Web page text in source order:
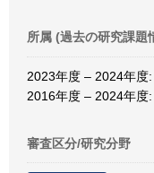
所属 (過去の研究課題
2023年度 – 2024年度
2016年度 – 2024年度
審査区分/研究分野